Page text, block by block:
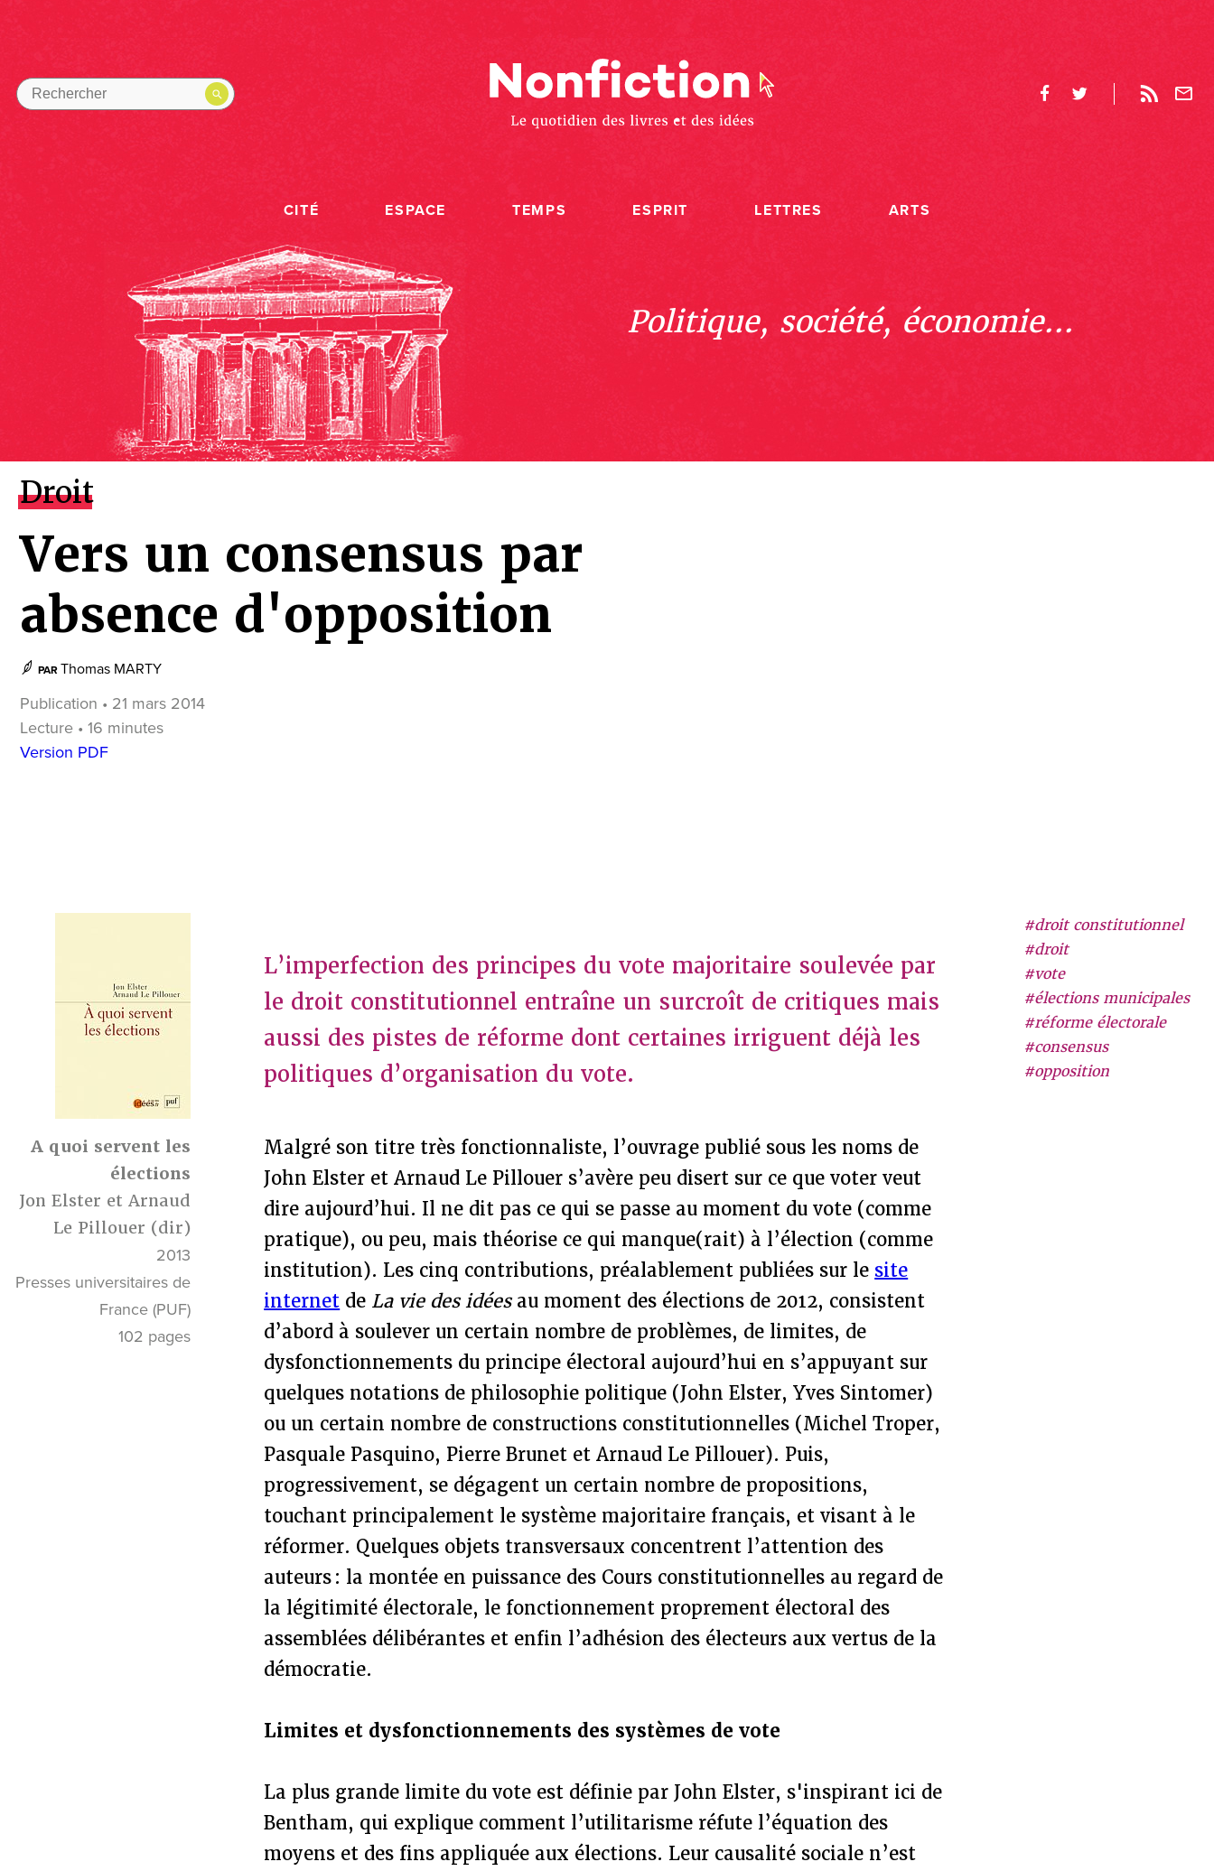
CITÉ ESPACE TEMPS ESPRIT LETTRES ARTS
Politique, société, économie...
Droit
Vers un consensus par
absence d'opposition
PAR Thomas MARTY
Publication • 21 mars 2014
Lecture • 16 minutes
Version PDF
A quoi servent les
élections
Jon Elster et Arnaud
Le Pillouer (dir)
2013
Presses universitaires de
France (PUF)
102 pages
#droit constitutionnel
#droit
#vote
#élections municipales
#réforme électorale
#consensus
#opposition
L’imperfection des principes du vote majoritaire soulevée par
le droit constitutionnel entraîne un surcroît de critiques mais
aussi des pistes de réforme dont certaines irriguent déjà les
politiques d’organisation du vote.
Malgré son titre très fonctionnaliste, l’ouvrage publié sous les noms de
John Elster et Arnaud Le Pillouer s’avère peu disert sur ce que voter veut
dire aujourd’hui. Il ne dit pas ce qui se passe au moment du vote (comme
pratique), ou peu, mais théorise ce qui manque(rait) à l’élection (comme
institution). Les cinq contributions, préalablement publiées sur le site
internet de La vie des idéesau moment des élections de 2012, consistent
d’abord à soulever un certain nombre de problèmes, de limites, de
dysfonctionnements du principe électoral aujourd’hui en s’appuyant sur
quelques notations de philosophie politique (John Elster, Yves Sintomer)
ou un certain nombre de constructions constitutionnelles (Michel Troper,
Pasquale Pasquino, Pierre Brunet et Arnaud Le Pillouer). Puis,
progressivement, se dégagent un certain nombre de propositions,
touchant principalement le système majoritaire français, et visant à le
réformer. Quelques objets transversaux concentrent l’attention des
auteurs : la montée en puissance des Cours constitutionnelles au regard de
la légitimité électorale, le fonctionnement proprement électoral des
assemblées délibérantes et enfin l’adhésion des électeurs aux vertus de la
démocratie.
Limites et dysfonctionnements des systèmes de vote
La plus grande limite du vote est définie par John Elster, s'inspirant ici de
Bentham, qui explique comment l’utilitarisme réfute l’équation des
moyens et des fins appliquée aux élections. Leur causalité sociale n’est